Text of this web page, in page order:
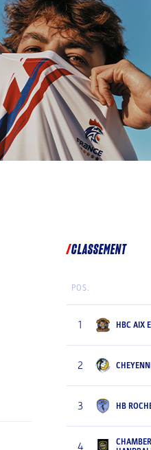
CLASSEMENT
POS.
1 HBC AIX
2
3 HB
4